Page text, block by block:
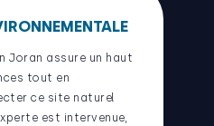
Joran assure un haut
tout en
ce site naturel
est intervenue,